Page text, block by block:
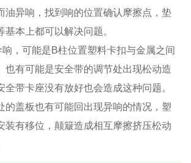
油异响，找到响的位置确认摩擦点，垫
基本上都可以解决问题。
，可能是B柱位置塑料卡扣与金属之间
也有可能是安全带的调节处出现松动造
全带卡座没有放好也会造成这种问题。
的盖板也有可能回出现异响的情况，塑
装有移位，颠簸造成相互摩擦挤压松动